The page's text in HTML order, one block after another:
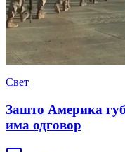
Свет
Зашто Америка
има одговор